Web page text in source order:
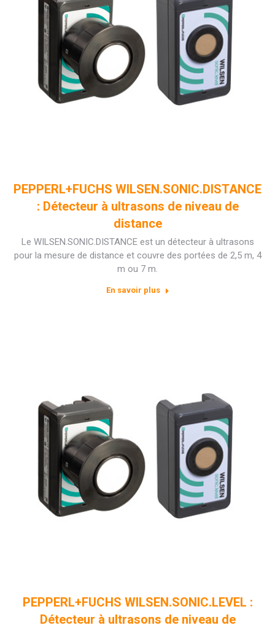
PEPPERL+FUCHS WILSEN.SONIC.DISTANCE
: Détecteur à ultrasons de niveau de
distance
Le WILSEN.SONIC.DISTANCE est un détecteur à ultrasons
pour la mesure de distance et couvre des portées de 2,5 m, 4
m ou 7 m.
En savoir plus
PEPPERL+FUCHS WILSEN.SONIC.LEVEL :
Détecteur à ultrasons de niveau de